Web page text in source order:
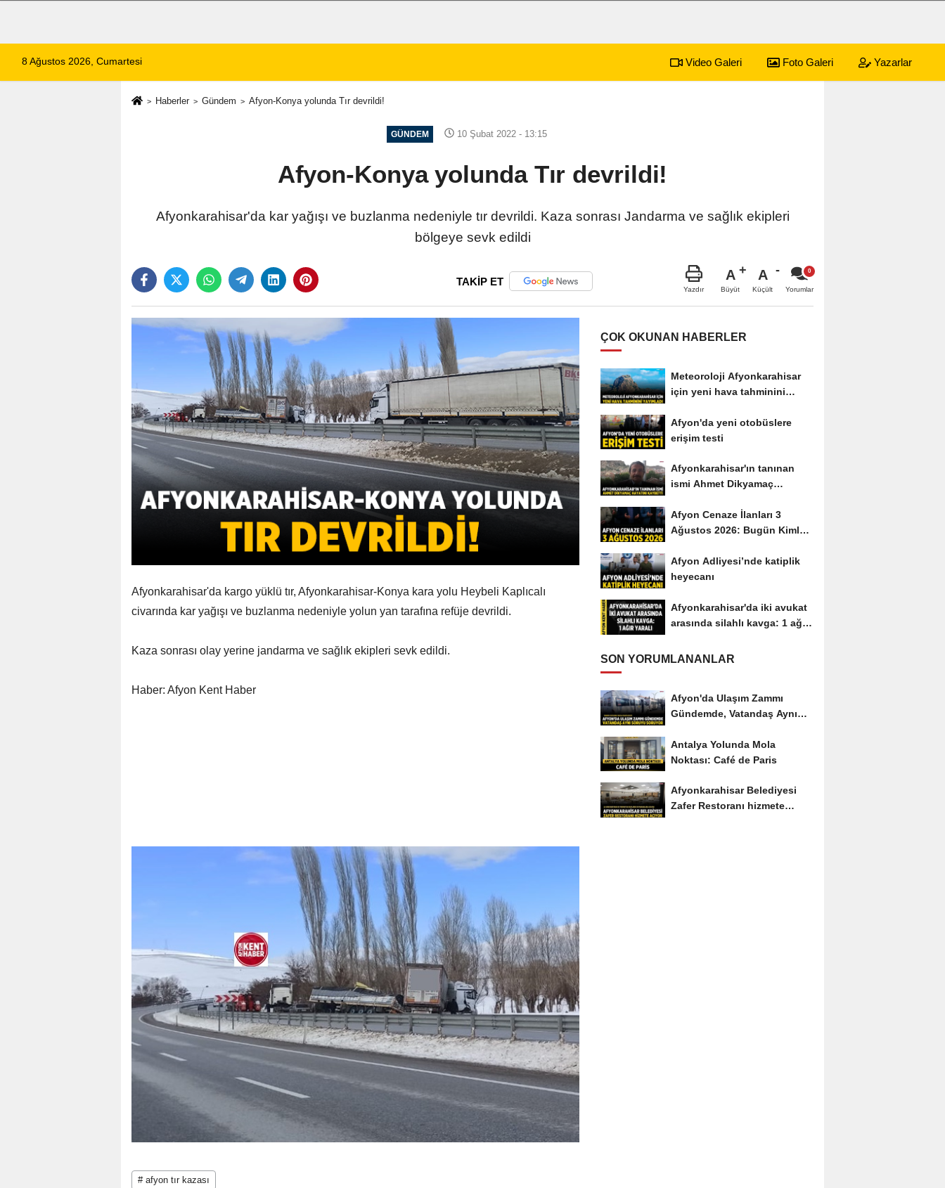
8 Ağustos 2026, Cumartesi Video Galeri Foto Galeri Yazarlar
Haberler Gündem Afyon-Konya yolunda Tır devrildi!
GÜNDEM 10 Şubat 2022 - 13:15
Afyon-Konya yolunda Tır devrildi!
Afyonkarahisar'da kar yağışı ve buzlanma nedeniyle tır devrildi. Kaza sonrası Jandarma ve sağlık ekipleri
bölgeye sevk edildi
TAKİP ET
Yazdır
A
Büyüt
A
Küçült Yorumlar
Afyonkarahisar'da kargo yüklü tır, Afyonkarahisar-Konya kara yolu Heybeli Kaplıcalı
civarında kar yağışı ve buzlanma nedeniyle yolun yan tarafına refüje devrildi.
Kaza sonrası olay yerine jandarma ve sağlık ekipleri sevk edildi.
Haber: Afyon Kent Haber
# afyon tır kazası
ÇOK OKUNAN HABERLER
Meteoroloji Afyonkarahisar
için yeni hava tahminini
Afyon'da yeni otobüslere
erişim testi
Afyonkarahisar'ın tanınan
ismi Ahmet Dikyamaç
Afyon Cenaze İlanları 3
Ağustos 2026: Bugün Kimler
Afyon Adliyesi’nde katiplik
heyecanı
Afyonkarahisar'da iki avukat
arasında silahlı kavga: 1 ağır
SON YORUMLANANLAR
Afyon'da Ulaşım Zammı
Gündemde, Vatandaş Aynı
Antalya Yolunda Mola
Noktası: Café de Paris
Afyonkarahisar Belediyesi
Zafer Restoranı hizmete